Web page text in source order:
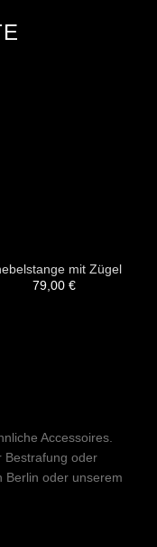
mit Zügel
79,00 €
Accessoires.
Bestrafung oder
Berlin oder unserem